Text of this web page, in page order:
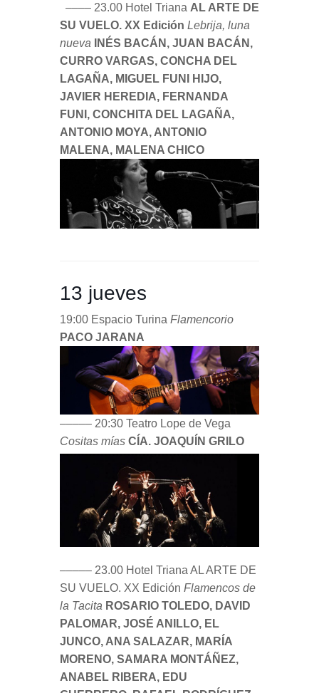
–––– 23.00 Hotel Triana AL ARTE DE
SU VUELO. XX Edición Lebrija, luna
nueva
INÉS BACÁN, JUAN BACÁN,
CURRO VARGAS, CONCHA DEL
LAGAÑA, MIGUEL FUNI HIJO,
JAVIER HEREDIA, FERNANDA
FUNI, CONCHITA DEL LAGAÑA,
ANTONIO MOYA, ANTONIO
MALENA, MALENA CHICO
13 jueves
19:00 Espacio Turina Flamencorio
PACO JARANA
––––– 20:30 Teatro Lope de Vega
Cositas mías CÍA. JOAQUÍN GRILO
––––– 23.00 Hotel Triana AL ARTE DE
SU VUELO. XX Edición Flamencos de
la Tacita ROSARIO TOLEDO, DAVID
PALOMAR, JOSÉ ANILLO, EL
JUNCO, ANA SALAZAR, MARÍA
MORENO, SAMARA MONTÁÑEZ,
ANABEL RIBERA, EDU